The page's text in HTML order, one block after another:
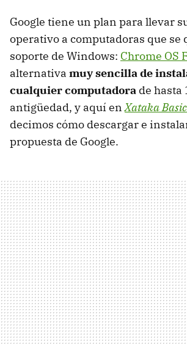
Google tiene un plan para llevar
operativo a computadoras que se
soporte de Windows: Chrome OS
alternativa muy sencilla de
cualquier computadora de hasta
antigüedad, y aquí enXataka
decimos cómo descargar e
propuesta de Google.